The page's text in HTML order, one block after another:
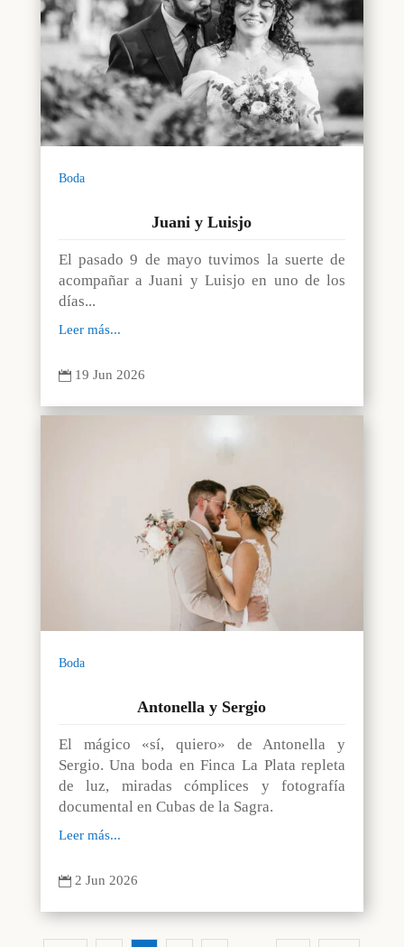
Boda
Juani y Luisjo
El pasado 9 de mayo tuvimos la suerte de
acompañar a Juani y Luisjo en uno de los
días...
Leer más...
 19 Jun 2026
Boda
Antonella y Sergio
El mágico «sí, quiero» de Antonella y
Sergio. Una boda en Finca La Plata repleta
de luz, miradas cómplices y fotografía
documental en Cubas de la Sagra.
Leer más...
 2 Jun 2026